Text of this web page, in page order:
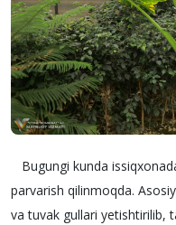
Bugungi kunda
parvarish qilinmoqda.
va tuvak gullari yetishtirilib,